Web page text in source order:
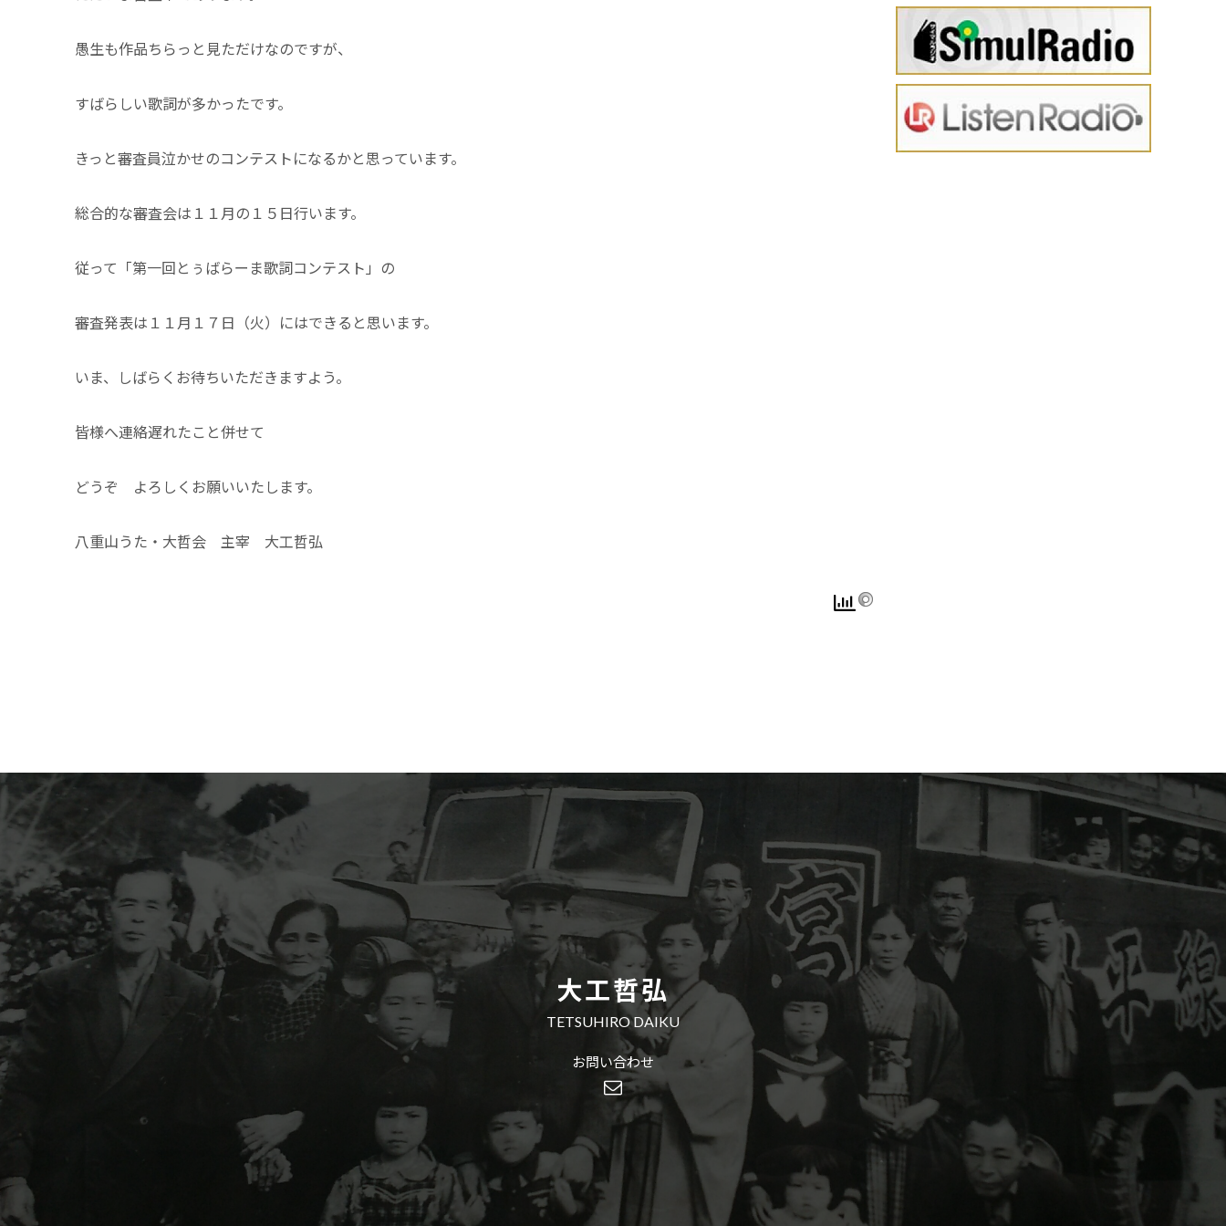
愚生も作品ちらっと見ただけなのですが、
すばらしい歌詞が多かったです。
きっと審査員泣かせのコンテストになるかと思っています。
総合的な審査会は１１月の１５日行います。
従って「第一回とぅばらーま歌詞コンテスト」の
審査発表は１１月１７日（火）にはできると思います。
いま、しばらくお待ちいただきますよう。
皆様へ連絡遅れたこと併せて
どうぞ よろしくお願いいたします。
八重山うた・大哲会 主宰 大工哲弘
大工哲弘
TETSUHIRO DAIKU
お問い合わせ